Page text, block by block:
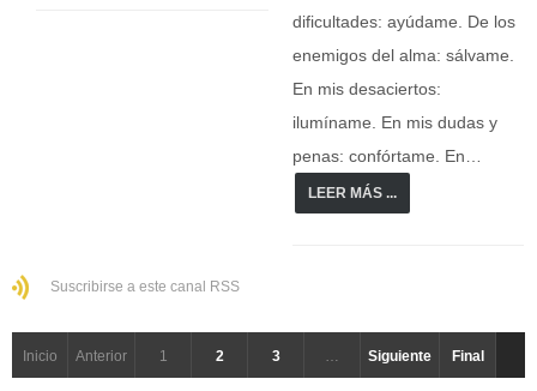
dificultades: ayúdame. De los
enemigos del alma: sálvame.
En mis desaciertos:
ilumíname. En mis dudas y
penas: confórtame. En…
LEER MÁS ...
Suscribirse a este canal RSS
Inicio Anterior 1 2 3 Siguiente Final